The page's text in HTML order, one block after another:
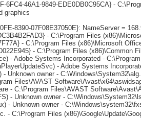
46A1-9849-EDE0DB0C95CA} -
graphics
8390-07F08E37050E}: NameServer =
- C:\Program Files
- C:\Program Files (x86)\Microsoft
- C:\Program Files (x86)\Common
- Adobe Systems Incorporated -
- Adobe Systems
Unknown owner -
Files\AVAST
- C:\Program Files\AVAST
- Unknown owner -
- Unknown owner -
- C:\Program Files